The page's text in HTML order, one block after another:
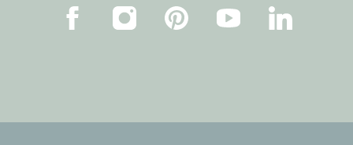
FacebookInstagramPinterestYoutubeLinkedin